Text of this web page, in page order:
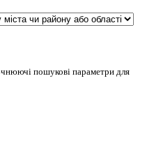
пошукові параметри для